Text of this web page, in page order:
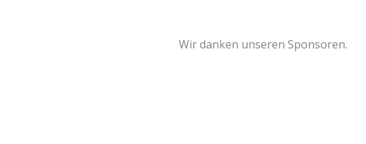
Wir danken unseren Sponsoren.